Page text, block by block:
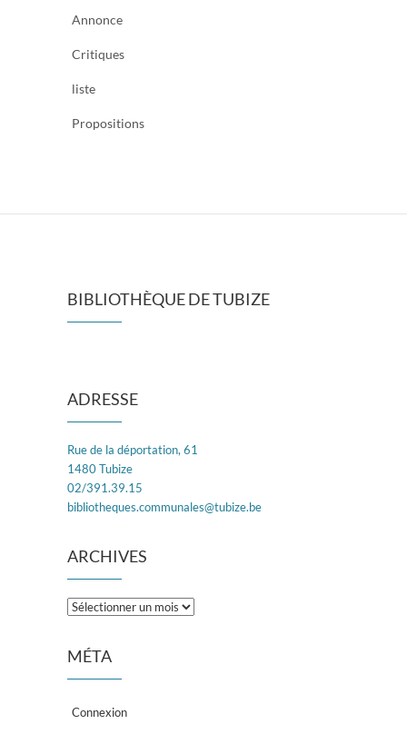
Annonce
Critiques
liste
Propositions
BIBLIOTHÈQUE DE TUBIZE
ADRESSE
Rue de la déportation, 61
1480 Tubize
02/391.39.15
bibliotheques.communales@tubize.be
ARCHIVES
Archives
MÉTA
Connexion